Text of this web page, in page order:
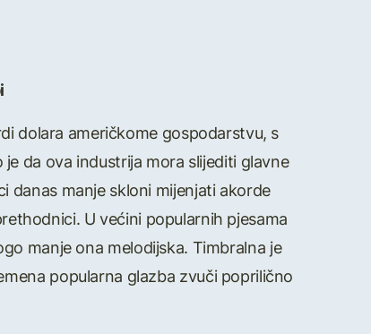
dolara američkome gospodarstvu, s
da ova industrija mora slijediti glavne
danas manje skloni mijenjati akorde
U većini popularnih pjesama
manje ona melodijska. Timbralna je
popularna glazba zvuči poprilično